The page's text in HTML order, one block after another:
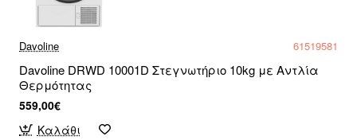
Davoline 61519581
Davoline DRWD 10001D Στεγνωτήριο 10kg με Αντλία
Θερμότητας
559,00€
Καλάθι